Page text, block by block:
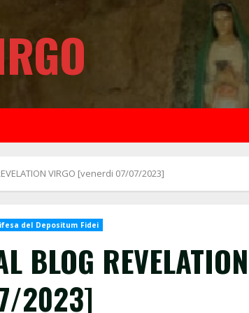
VIRGO [venerdi 07/07/2023]
del Depositum Fidei
BLOG REVELATION
2023]